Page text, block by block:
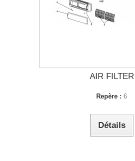
AIR FILTER
Repère : 6
Détails